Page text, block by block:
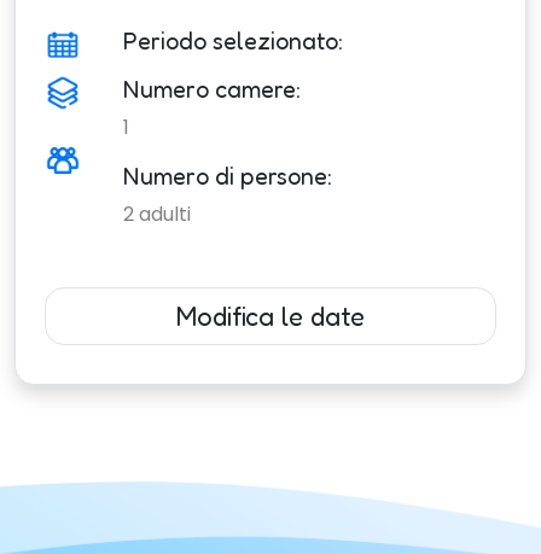
Periodo selezionato:
Numero camere:
1
Numero di persone:
2adulti
Modifica le date